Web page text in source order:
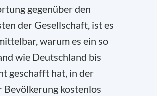
gegenüber den
der Gesellschaft, ist es
warum es ein so
wie Deutschland bis
geschafft hat, in der
Bevölkerung kostenlos